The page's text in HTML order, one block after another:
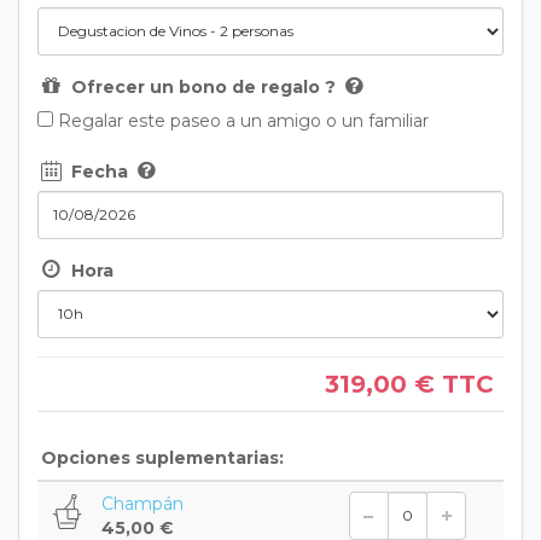
Ofrecer un bono de regalo ?
Regalar este paseo a un amigo o un familiar
Fecha
Hora
319,00 € TTC
Opciones suplementarias:
Champán
45,00 €